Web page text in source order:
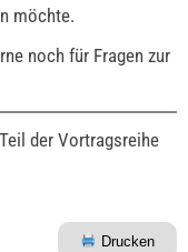
möchte.
noch für Fragen zur
der Vortragsreihe
Drucken